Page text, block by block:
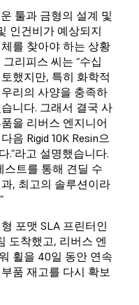
툴과 금형의 설계 및
인건비가 예상되지
를 찾아야 하는 상황
리피스 씨는 “수십
했지만, 특히 화학적
리의 사양을 충족하
니다. 그래서 결국 사
을 리버스 엔지니어
음 Rigid 10K Resin으
.”라고 설명했습니다.
스트를 통해 견딜 수
, 최고의 솔루션이라
포맷 SLA 프린터인
도착했고, 리버스 엔
휠을 40일 동안 연속
품 재고를 다시 확보